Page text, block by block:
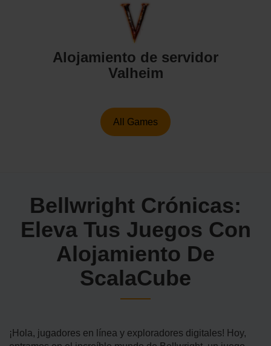
Alojamiento de servidor
Valheim
All Games
Bellwright Crónicas:
Eleva Tus Juegos Con
Alojamiento De
ScalaCube
¡Hola, jugadores en línea y exploradores digitales! Hoy,